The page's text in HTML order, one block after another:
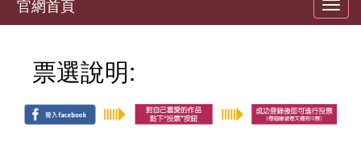
官網首頁
票選說明: